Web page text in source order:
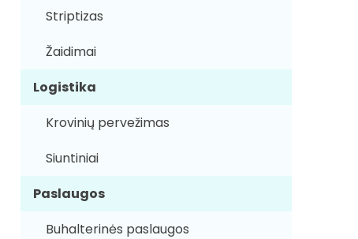
Striptizas
Žaidimai
Logistika
Krovinių pervežimas
Siuntiniai
Paslaugos
Buhalterinės paslaugos